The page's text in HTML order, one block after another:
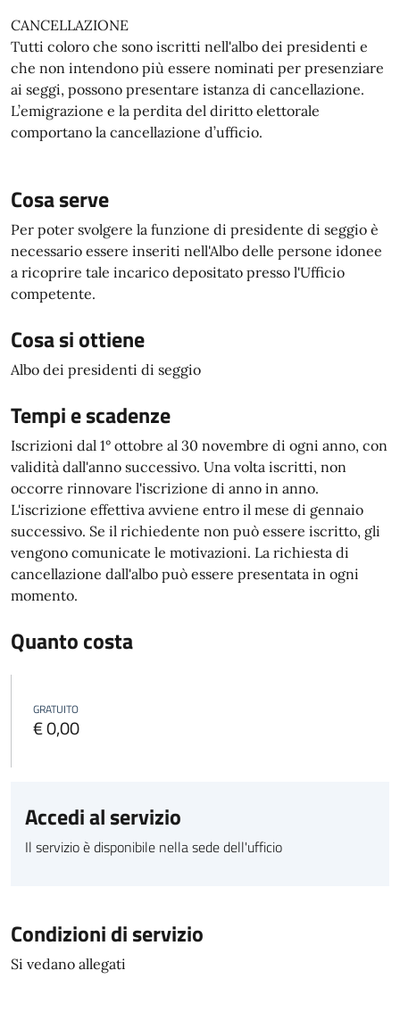
CANCELLAZIONE
Tutti coloro che sono iscritti nell'albo dei presidenti e
che non intendono più essere nominati per presenziare
ai seggi, possono presentare istanza di cancellazione.
L’emigrazione e la perdita del diritto elettorale
comportano la cancellazione d’ufficio.
Cosa serve
Per poter svolgere la funzione di presidente di seggio è
necessario essere inseriti nell'Albo delle persone idonee
a ricoprire tale incarico depositato presso l'Ufficio
competente.
Cosa si ottiene
Albo dei presidenti di seggio
Tempi e scadenze
Iscrizioni dal 1° ottobre al 30 novembre di ogni anno, con
validità dall'anno successivo. Una volta iscritti, non
occorre rinnovare l'iscrizione di anno in anno.
L'iscrizione effettiva avviene entro il mese di gennaio
successivo. Se il richiedente non può essere iscritto, gli
vengono comunicate le motivazioni. La richiesta di
cancellazione dall'albo può essere presentata in ogni
momento.
Quanto costa
GRATUITO
€ 0,00
Accedi al servizio
Il servizio è disponibile nella sede dell'ufficio
Condizioni di servizio
Si vedano allegati